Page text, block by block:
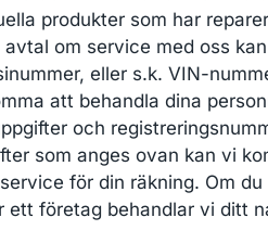
produkter som har
om service med oss
eller s.k. VIN-
att behandla dina
och
som anges ovan kan vi
för din räkning. Om
ett företag behandlar vi ditt